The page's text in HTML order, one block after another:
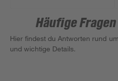
Häufige
Hier findest du Antworten rund
und wichtige Details.